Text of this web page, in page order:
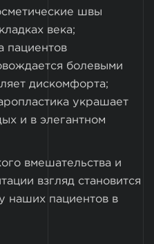
швы
века;
пациентов
болевыми
дискомфорта;
украшает
и в элегантном
вмешательства и
взгляд становится
наших пациентов в